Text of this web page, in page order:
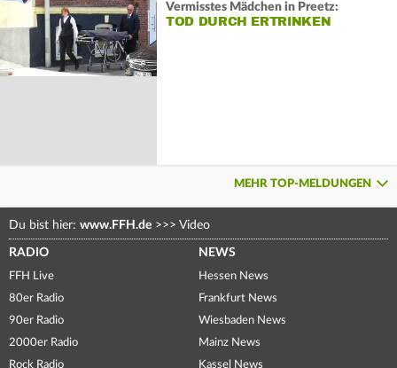
Vermisstes Mädchen in Preetz:
TOD DURCH ERTRINKEN
MEHR TOP-MELDUNGEN
Du bist hier: www.FFH.de >>> Video
RADIO
FFH Live
80er Radio
90er Radio
2000er Radio
Rock Radio
NEWS
Hessen News
Frankfurt News
Wiesbaden News
Mainz News
Kassel News